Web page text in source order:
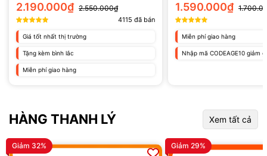
2.190.000₫ 2.550.000₫
4115 đã bán
Giá tốt nhất thị trường
Tặng kèm bình lắc
Miễn phí giao hàng
1.590.000₫
Miễn phí giao hàng
Nhập mã CODEAGE10 giảm
HÀNG THANH LÝ Xem tất cả
Giảm 32% Giảm 29%